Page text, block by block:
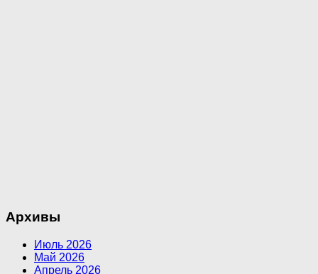
Архивы
Июль 2026
Май 2026
Апрель 2026